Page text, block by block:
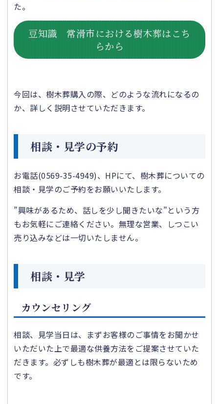
た。
豆知識 常滑市における樹木葬はこち
らから
今回は、樹木葬購入の際、どのような流れになるの
か、詳しく説明させていただきます。
相談・見学の予約
お電話(0569-35-4949)、HPにて、樹木葬についての
相談・見学のご予約をお願いいたします。
”興味があるため、話しを少し聞きたいな”という方
もお気軽にご連絡ください。無理な営業、しつこい
売り込みなどは一切いたしません。
相談・見学
カウンセリング
相談、見学当日は、まずお客様のご事情をお聞かせ
いただいた上で最適な供養方法をご提案させていた
だきます。必ずしも樹木葬が最適とは限らないため
です。